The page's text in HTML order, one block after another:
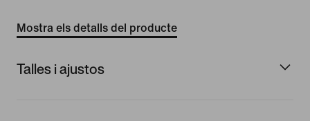
Mostra els detalls del producte
Talles i ajustos